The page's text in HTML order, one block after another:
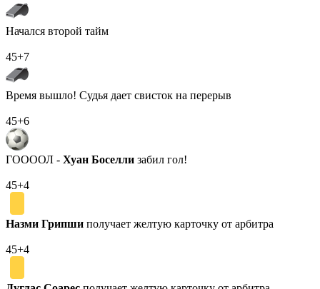
Начался второй тайм
45+7
Время вышло! Судья дает свисток на перерыв
45+6
ГООООЛ - Хуан Боселли забил гол!
45+4
Назми Грипши получает желтую карточку от арбитра
45+4